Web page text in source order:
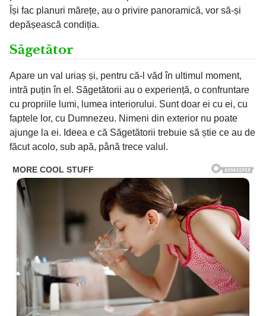
Își fac planuri mărețe, au o privire panoramică, vor să-și
depășească condiția.
Săgetător
Apare un val uriaș și, pentru că-l văd în ultimul moment,
intră puțin în el. Săgetătorii au o experiență, o confruntare
cu propriile lumi, lumea interiorului. Sunt doar ei cu ei, cu
faptele lor, cu Dumnezeu. Nimeni din exterior nu poate
ajunge la ei. Ideea e că Săgetătorii trebuie să știe ce au de
făcut acolo, sub apă, până trece valul.